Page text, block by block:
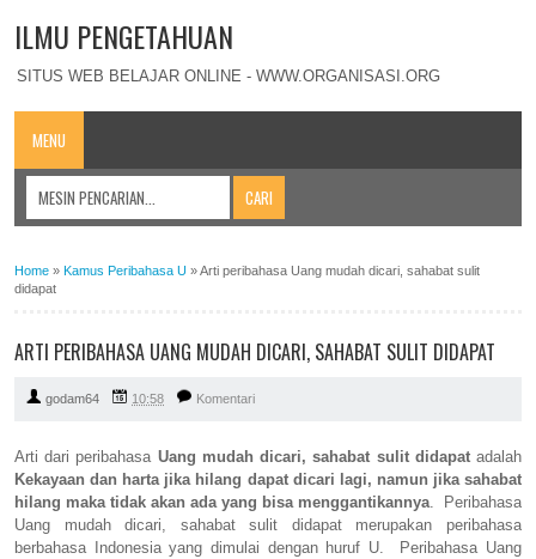
ILMU PENGETAHUAN
SITUS WEB BELAJAR ONLINE - WWW.ORGANISASI.ORG
MENU
Home » Kamus Peribahasa U »Arti peribahasa Uang mudah dicari, sahabat sulit
didapat
ARTI PERIBAHASA UANG MUDAH DICARI, SAHABAT SULIT DIDAPAT
godam64 10:58 Komentari
Arti dari peribahasa Uang mudah dicari, sahabat sulit didapatadalah
Kekayaan dan harta jika hilang dapat dicari lagi, namun jika sahabat
hilang maka tidak akan ada yang bisa menggantikannya. Peribahasa
Uang mudah dicari, sahabat sulit didapat merupakan peribahasa
berbahasa Indonesia yang dimulai dengan huruf U. Peribahasa Uang